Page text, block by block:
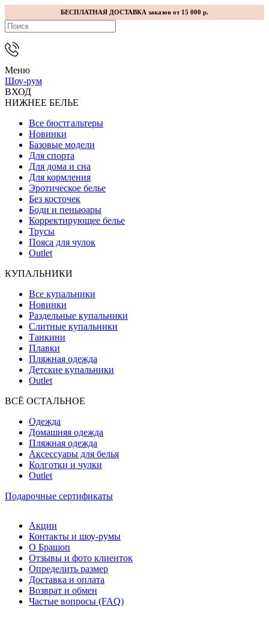
БЕСПЛАТНАЯ ДОСТАВКА заказов от 15 000 р.
Меню
Шоу-рум
ВХОД
НИЖНЕЕ БЕЛЬЕ
Все бюстгальтеры
Новинки
Базовые модели
Для спорта
Для дома и сна
Для кормления
Эротическое белье
Без косточек
Боди и пеньюары
Корректирующее белье
Трусы
Пояса для чулок
Outlet
КУПАЛЬНИКИ
Все купальники
Новинки
Раздельные купальники
Слитные купальники
Танкини
Плавки
Пляжная одежда
Детские купальники
Outlet
ВCЁ ОСТАЛЬНОЕ
Одежда
Домашняя одежда
Пляжная одежда
Аксессуары для белья
Колготки и чулки
Outlet
Подарочные сертификаты
Акции
Контакты и шоу-румы
О Брашоп
Отзывы и фото клиенток
Определить размер
Доставка и оплата
Возврат и обмен
Частые вопросы (FAQ)